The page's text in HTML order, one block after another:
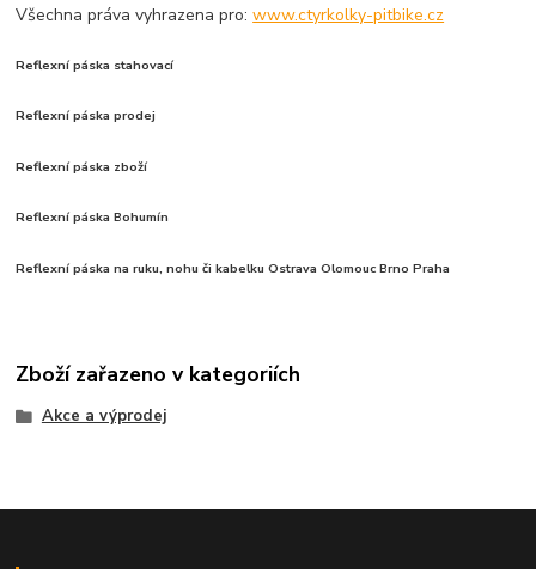
Všechna práva vyhrazena pro:www.ctyrkolky-pitbike.cz
Reflexní páska stahovací
Reflexní páska prodej
Reflexní páska zboží
Reflexní páska Bohumín
Reflexní páska na ruku, nohu či kabelku Ostrava Olomouc Brno Praha
Zboží zařazeno v kategoriích
Akce a výprodej